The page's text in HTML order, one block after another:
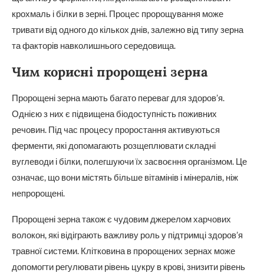
крохмаль і білки в зерні. Процес пророщування може
тривати від одного до кількох днів, залежно від типу зерна
та факторів навколишнього середовища.
Чим корисні пророщені зерна
Пророщені зерна мають багато переваг для здоров’я.
Однією з них є підвищена біодоступність поживних
речовин. Під час процесу проростання активуються
ферменти, які допомагають розщеплювати складні
вуглеводи і білки, полегшуючи їх засвоєння організмом. Це
означає, що вони містять більше вітамінів і мінералів, ніж
непророщені.
Пророщені зерна також є чудовим джерелом харчових
волокон, які відіграють важливу роль у підтримці здоров’я
травної системи. Клітковина в пророщених зернах може
допомогти регулювати рівень цукру в крові, знизити рівень